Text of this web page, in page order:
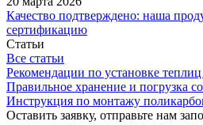
Качество подтверждено: наша
сертификацию
Статьи
Все статьи
Рекомендации по установке
Правильное хранение и погрузка
Инструкция по монтажу
Оставить заявку, отправьте нам